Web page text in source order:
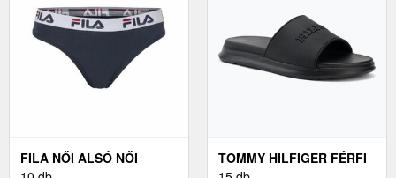
FILA NŐI ALSÓ NŐI
TOMMY HILFIGER FÉRFI